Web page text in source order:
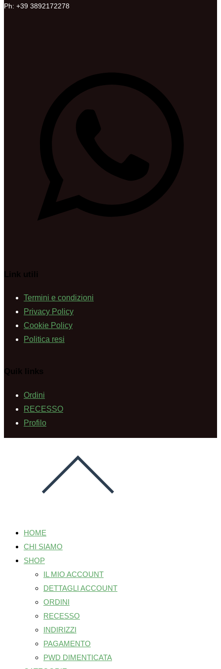
Ph: +39 3892172278
Link utili
Termini e condizioni
Privacy Policy
Cookie Policy
Politica resi
Quik links
Ordini
RECESSO
Profilo
HOME
CHI SIAMO
SHOP
IL MIO ACCOUNT
DETTAGLI ACCOUNT
ORDINI
RECESSO
INDIRIZZI
PAGAMENTO
PWD DIMENTICATA